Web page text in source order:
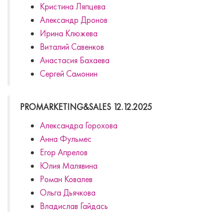
Кристина Ляпцева
Александр Дронов
Ирина Клюжева
Виталий Савенков
Анастасия Бахаева
Сергей Самонин
PROMARKETING&SALES 12.12.2025
Александра Горохова
Анна Фульмес
Егор Апрелов
Юлия Малявина
Роман Ковалев
Ольга Дьячкова
Владислав Гайдась